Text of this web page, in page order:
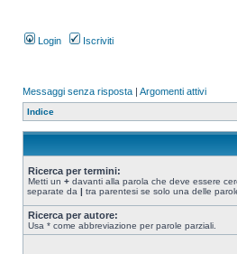
Login Iscriviti
Messaggi senza risposta | Argomenti attivi
Indice
Ricerca per termini:
Metti un + davanti alla parola che deve essere
separate da | tra parentesi se solo una delle
Ricerca per autore:
Usa * come abbreviazione per parole parziali.